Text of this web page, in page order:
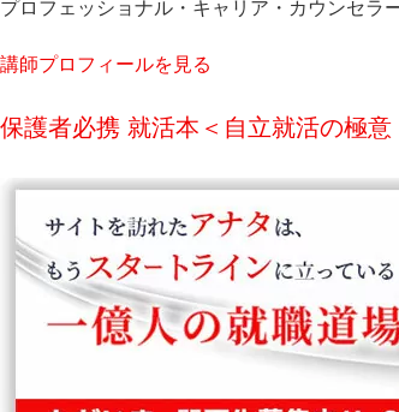
プロフェッショナル・キャリア・カウンセラ
講師プロフィールを見る
保護者必携 就活本＜自立就活の極意